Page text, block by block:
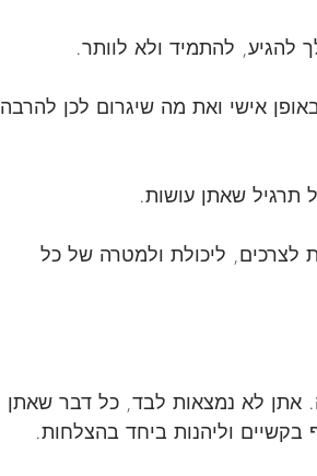
להגיע, להתמיד ולא לוותר.
אישי ואת מה שיגרום לכן להרבה
לצרכים, ליכולת ולמטרה של כל
אתן לא נמצאות לבד, כל דבר שאתן
וליהנות ביחד בהצלחות.